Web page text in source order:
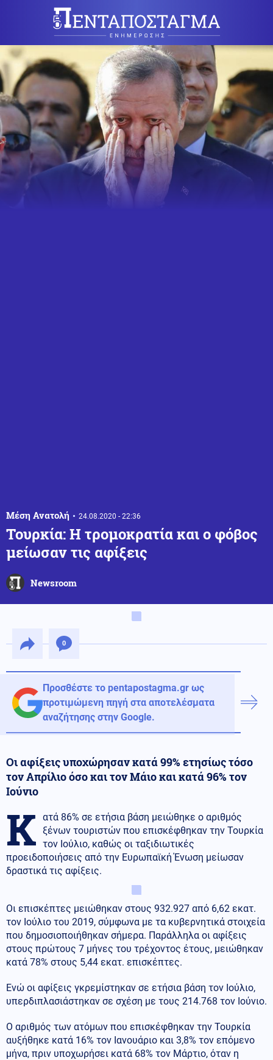
Μέση Ανατολή 24.08.2020 - 22:36
Τουρκία: Η τρομοκρατία και ο φόβος
μείωσαν τις αφίξεις
Newsroom
0
Προσθέστε το pentapostagma.gr ως
προτιμώμενη πηγή στα αποτελέσματα
αναζήτησης στην Google.
Οι αφίξεις υποχώρησαν κατά 99% ετησίως τόσο
τον Απρίλιο όσο και τον Μάιο και κατά 96% τον
Ιούνιο
Κ ατά 86% σε ετήσια βάση μειώθηκε ο αριθμός
ξένων τουριστών που επισκέφθηκαν την Τουρκία
τον Ιούλιο, καθώς οι ταξιδιωτικές
προειδοποιήσεις από την Ευρωπαϊκή Ένωση μείωσαν
δραστικά τις αφίξεις.
Οι επισκέπτες μειώθηκαν στους 932.927 από 6,62 εκατ.
τον Ιούλιο του 2019, σύμφωνα με τα κυβερνητικά στοιχεία
που δημοσιοποιήθηκαν σήμερα. Παράλληλα οι αφίξεις
στους πρώτους 7 μήνες του τρέχοντος έτους, μειώθηκαν
κατά 78% στους 5,44 εκατ. επισκέπτες.
Ενώ οι αφίξεις γκρεμίστηκαν σε ετήσια βάση τον Ιούλιο,
υπερδιπλασιάστηκαν σε σχέση με τους 214.768 τον Ιούνιο.
Ο αριθμός των ατόμων που επισκέφθηκαν την Τουρκία
αυξήθηκε κατά 16% τον Ιανουάριο και 3,8% τον επόμενο
μήνα, πριν υποχωρήσει κατά 68% τον Μάρτιο, όταν η